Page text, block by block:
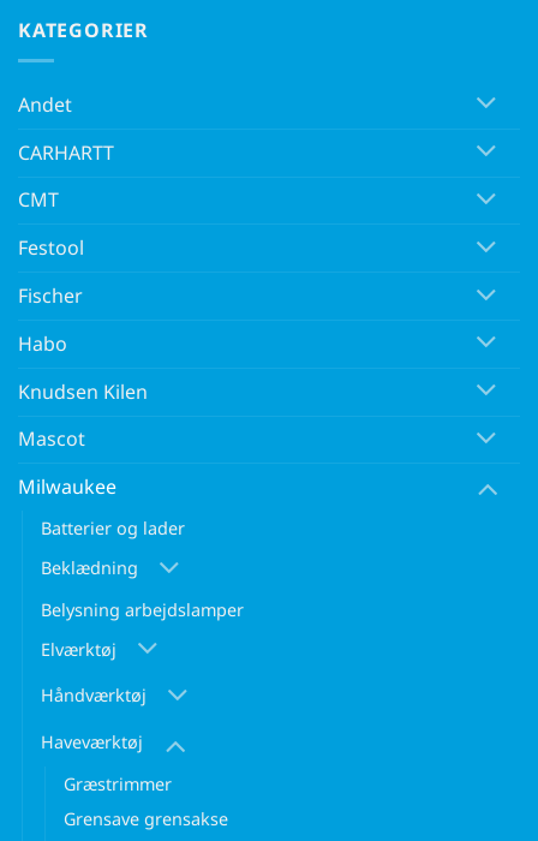
KATEGORIER
Andet
CARHARTT
CMT
Festool
Fischer
Habo
Knudsen Kilen
Mascot
Milwaukee
Batterier og lader
Beklædning
Belysning arbejdslamper
Elværktøj
Håndværktøj
Haveværktøj
Græstrimmer
Grensave grensakse